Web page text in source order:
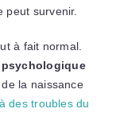
peut survenir.
à fait normal.
la naissance
des troubles du